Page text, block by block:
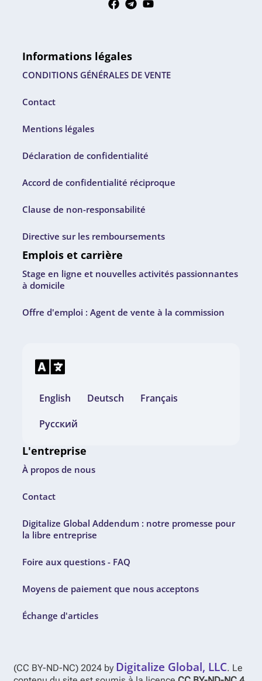
Informations légales
CONDITIONS GÉNÉRALES DE VENTE
Contact
Mentions légales
Déclaration de confidentialité
Accord de confidentialité réciproque
Clause de non-responsabilité
Directive sur les remboursements
Emplois et carrière
Stage en ligne et nouvelles activités passionnantes
à domicile
Offre d'emploi : Agent de vente à la commission
English Deutsch
Français
Русский
L'entreprise
À propos de nous
Contact
Digitalize Global Addendum : notre promesse pour
la libre entreprise
Foire aux questions - FAQ
Moyens de paiement que nous acceptons
Échange d'articles
(CC BY-ND-NC) 2024 by Digitalize Global, LLC. Le